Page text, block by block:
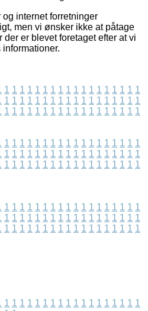
internet forretninger
men vi ønsker ikke at påtage
er blevet foretaget efter at vi
1 1 1 1 1 1 1 1 1 1 1 1 1 1 1 1 1 1
1 1 1 1 1 1 1 1 1 1 1 1 1 1 1 1 1 1
1 1 1 1 1 1 1 1 1 1 1 1 1 1 1 1 1 1
1 1 1 1 1 1 1 1 1 1 1 1 1 1 1 1 1 1
1 1 1 1 1 1 1 1 1 1 1 1 1 1 1 1 1 1
1 1 1 1 1 1 1 1 1 1 1 1 1 1 1 1 1 1
1 1 1 1 1 1 1 1 1 1 1 1 1 1 1 1 1 1
1 1 1 1 1 1 1 1 1 1 1 1 1 1 1 1 1 1
1 1 1 1 1 1 1 1 1 1 1 1 1 1 1 1 1 1
1 1 1 1 1 1 1 1 1 1 1 1 1 1 1 1 1 1